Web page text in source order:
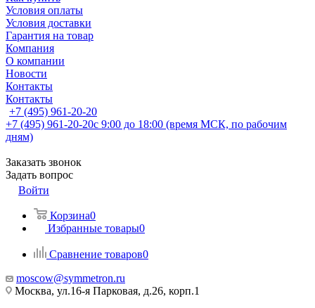
Условия оплаты
Условия доставки
Гарантия на товар
Компания
О компании
Новости
Контакты
Контакты
+7 (495) 961-20-20
+7 (495) 961-20-20с 9:00 до 18:00 (время МСК, по рабочим
дням)
Заказать звонок
Задать вопрос
Войти
Корзина0
Избранные товары0
Сравнение товаров0
moscow@symmetron.ru
Москва, ул.16-я Парковая, д.26, корп.1